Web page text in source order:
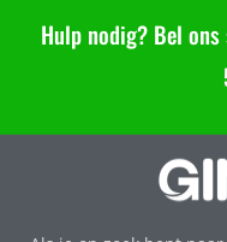
Hulp nodig? Bel